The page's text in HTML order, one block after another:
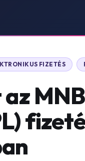
FIZETÉS